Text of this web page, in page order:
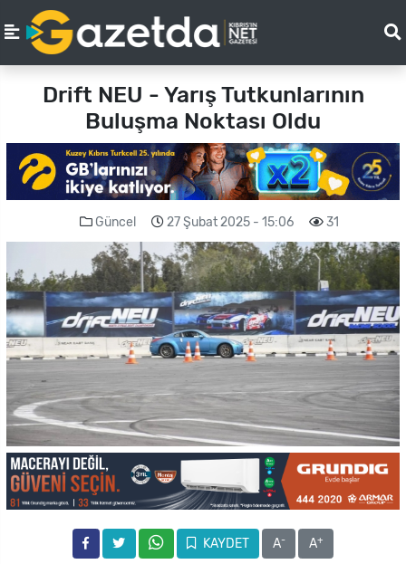
Drift NEU - Yarış Tutkunlarının
Buluşma Noktası Oldu
Güncel 27 Şubat 2025 - 15:06 31
KAYDET A- A+